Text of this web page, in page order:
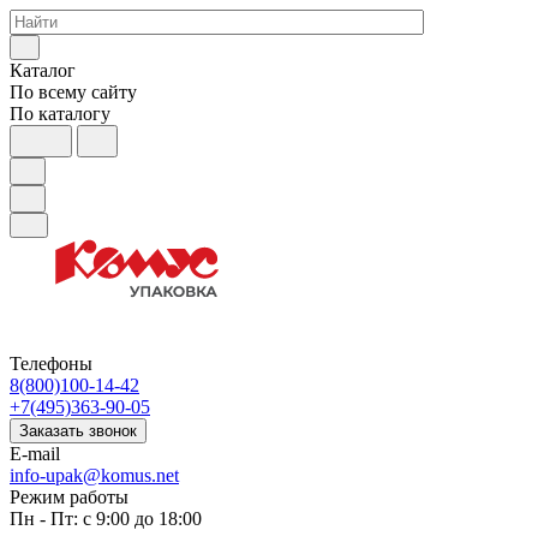
Каталог
По всему сайту
По каталогу
Телефоны
8(800)100-14-42
+7(495)363-90-05
Заказать звонок
E-mail
info-upak@komus.net
Режим работы
Пн - Пт: с 9:00 до 18:00